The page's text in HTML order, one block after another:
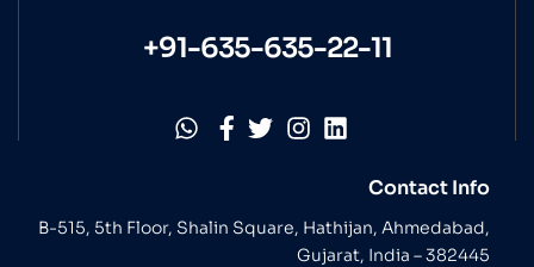
+91-635-635-22-11
Contact Info
B-515, 5th Floor, Shalin Square, Hathijan, Ahmedabad,
Gujarat, India – 382445